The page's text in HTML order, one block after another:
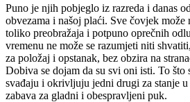
Puno je njih pobjeglo iz razreda i danas
obvezama i našoj plaći. Sve čovjek
toliko preobražaja i potpuno oprečnih
vremenu ne može se razumjeti niti
za položaj i opstanak, bez obzira na
Dobiva se dojam da su svi oni isti. To što
svađaju i okrivljuju jedni drugi za stanje
zabava za gladni i obespravljeni puk.